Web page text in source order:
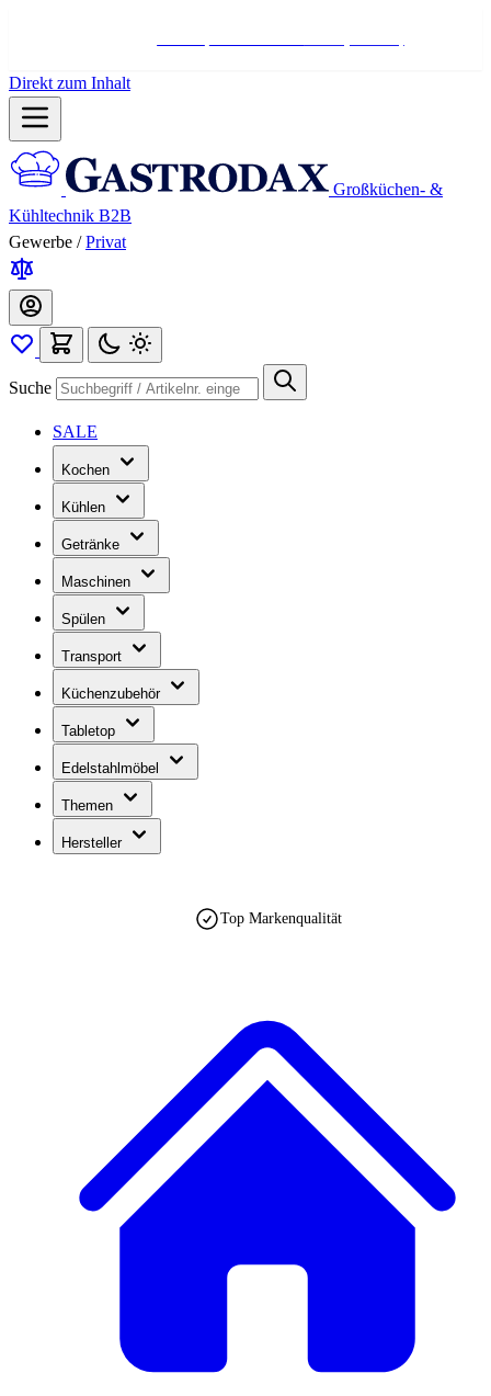
Direkt zum Inhalt
Großküchen- &
Kühltechnik B2B
Gewerbe / Privat
Suche
SALE
Kochen
Kühlen
Getränke
Maschinen
Spülen
Transport
Küchenzubehör
Tabletop
Edelstahlmöbel
Themen
Hersteller
Top Markenqualität